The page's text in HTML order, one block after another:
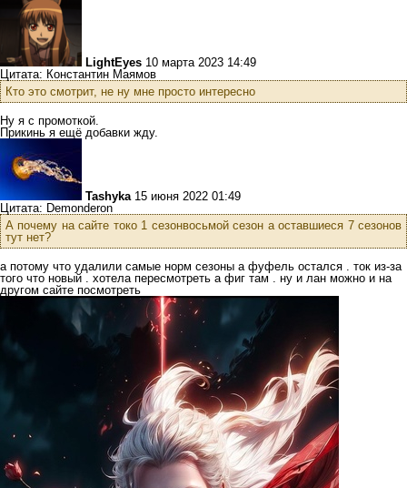
LightEyes 10 марта 2023 14:49
Цитата: Константин Маямов
Кто это смотрит, не ну мне просто интересно
Ну я с промоткой.
Прикинь я ещё добавки жду.
Tashyka 15 июня 2022 01:49
Цитата: Demonderon
А почему на сайте токо 1 сезонвосьмой сезон а оставшиеся 7 сезонов
тут нет?
а потому что удалили самые норм сезоны а фуфель остался . ток из-за
того что новый . хотела пересмотреть а фиг там . ну и лан можно и на
другом сайте посмотреть